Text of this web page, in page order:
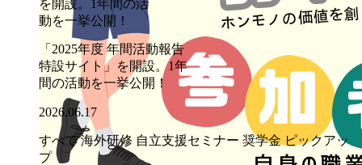
「2025年度 年間活動報告
特設サイト」を開設。1年
間の活動を一挙公開！
2026.06.17
すべて 海外研修 自立支援セミナー 奨学金 ピックアッ
プ